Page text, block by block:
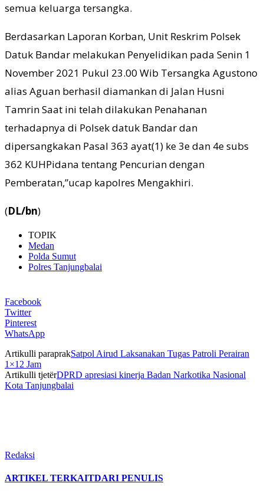
semua keluarga tersangka.
Berdasarkan Laporan Korban, Unit Reskrim Polsek
Datuk Bandar melakukan Penyelidikan pada Senin 1
November 2021 Pukul 23.00 Wib Tersangka Agustono
alias Aguan berhasil diamankan di Jalan Husni
Tamrin Saat ini telah dilakukan Penahanan
terhadapnya di Polsek datuk Bandar dan
dipersangkakan Pasal 363 ayat(1) ke 3e dan 4e subs
362 KUHPidana tentang Pencurian dengan
Pemberatan,”ucap kapolres Mengakhiri.
(DL/bn)
TOPIK
Medan
Polda Sumut
Polres Tanjungbalai
Facebook
Twitter
Pinterest
WhatsApp
Artikulli paraprakSatpol Airud Laksanakan Tugas Patroli Perairan
1×12 Jam
Artikulli tjetërDPRD apresiasi kinerja Badan Narkotika Nasional
Kota Tanjungbalai
Redaksi
ARTIKEL TERKAITDARI PENULIS